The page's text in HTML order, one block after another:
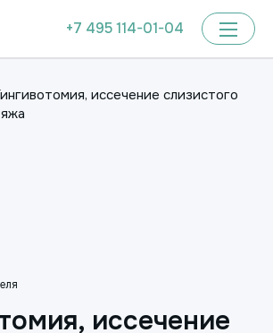
+7 495 114-01-04
иссечение слизистого
иссечение